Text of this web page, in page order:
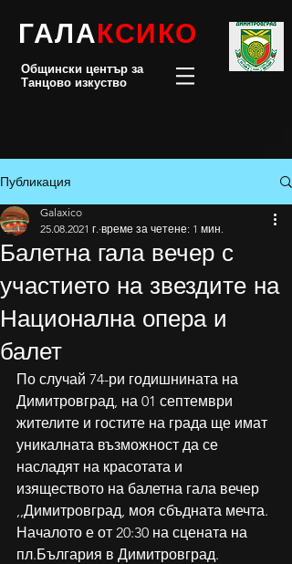
ГАЛАКСИКО
Общински център за
Танцово изкуство
Публикация
Балетна гала вечер с
участието на звездите на
Национална опера и
балет
Galaxico
25.08.2021 г. време за четене: 1 мин.
По случай 74-ри годишнината на
Димитровград, на 01 септември
жителите и гостите на града ще имат
уникалната възможност да се
насладят на красотата и
изяществото на балетна гала вечер
,,Димитровград, моя сбъдната мечта.
Началото е от 20:30 на сцената на
пл.България в Димитровград.